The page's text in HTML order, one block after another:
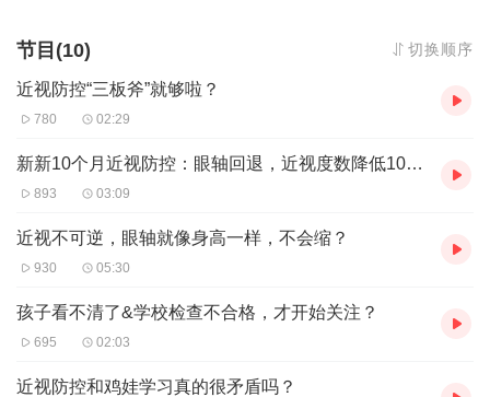
节目(10) 切换顺序
近视防控“三板斧”就够啦？
780 02:29
新新10个月近视防控：眼轴回退，近视度数降低100度
893 03:09
近视不可逆，眼轴就像身高一样，不会缩？
930 05:30
孩子看不清了&学校检查不合格，才开始关注？
695 02:03
近视防控和鸡娃学习真的很矛盾吗？